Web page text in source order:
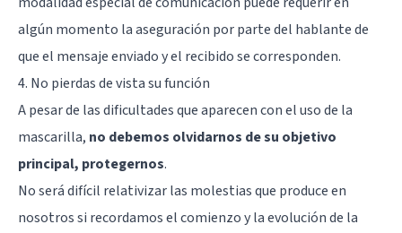
algún momento la aseguración por parte del hablante de
que el mensaje enviado y el recibido se corresponden.
4. No pierdas de vista su función
A pesar de las dificultades que aparecen con el uso de la
mascarilla, no debemos olvidarnos de su objetivo
principal, protegernos.
No será difícil relativizar las molestias que produce en
nosotros si recordamos el comienzo y la evolución de la